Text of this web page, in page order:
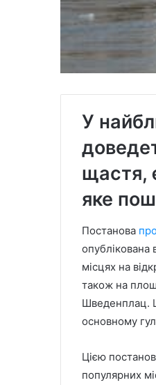
У
щастя,
яке
Постанова
опублікована
місцях на
також на
Шведенплац.
основному
Цією
популярних